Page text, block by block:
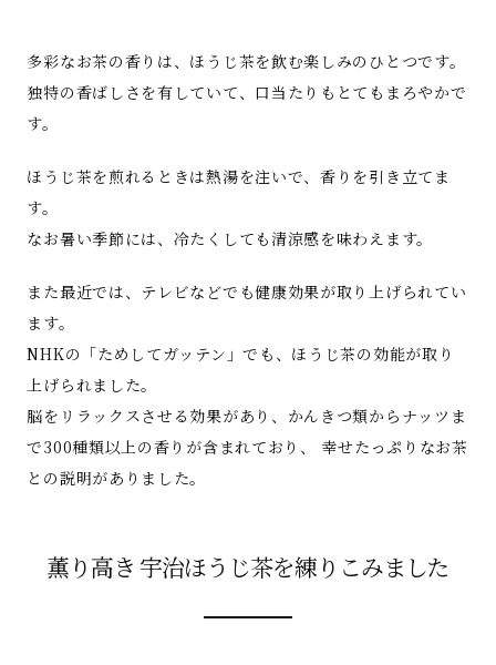
多彩なお茶の香りは、ほうじ茶を飲む楽しみのひとつです。
独特の香ばしさを有していて、口当たりもとてもまろやかで
す。
ほうじ茶を煎れるときは熱湯を注いで、香りを引き立てま
す。
なお暑い季節には、冷たくしても清涼感を味わえます。
また最近では、テレビなどでも健康効果が取り上げられてい
ます。
NHKの「ためしてガッテン」でも、ほうじ茶の効能が取り
上げられました。
脳をリラックスさせる効果があり、かんきつ類からナッツま
で300種類以上の香りが含まれており、 幸せたっぷりなお茶
との説明がありました。
薫り高き 宇治ほうじ茶を練りこみました